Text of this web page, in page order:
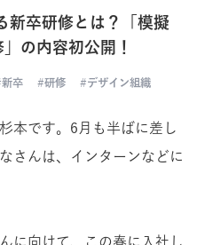
卒研修とは？「模擬
の内容初公開！
新卒 研修 デザイン組織
本です。6月も半ばに差し
さんは、インターンなどに
に向けて、この春に入社し